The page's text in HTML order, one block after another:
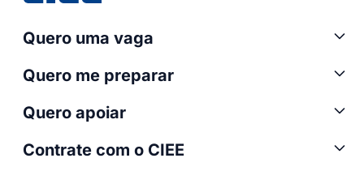
Quero uma vaga
Quero me preparar
Quero apoiar
Contrate com o CIEE